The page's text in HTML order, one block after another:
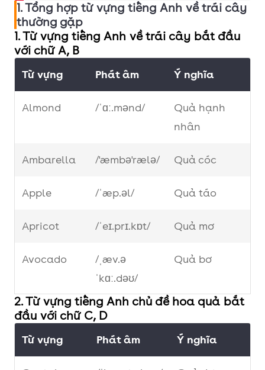
1. Tổng hợp từ vựng tiếng Anh về trái cây
thường gặp
1. Từ vựng tiếng Anh về trái cây bắt đầu
với chữ A, B
Từ vựng Phát âm Ý nghĩa
Almond /ˈɑː.mənd/
Quả hạnh
nhân
Ambarella /'æmbə'rælə/ Quả cóc
Apple /ˈæp.əl/ Quả táo
Apricot /ˈeɪ.prɪ.kɒt/ Quả mơ
Avocado
/ˌæv.ə
ˈkɑː.dəʊ/
Quả bơ
Banana /bəˈnɑː.nə/ Quả chuối
Blackberry /ˈblæk.bər.i/
Quả mâm xôi
2. Từ vựng tiếng Anh chủ đề hoa quả bắt
đầu với chữ C, D
Từ vựng Phát âm Ý nghĩa